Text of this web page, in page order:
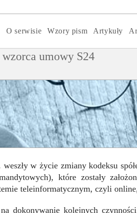
O serwisie Wzory pism Artykuły
umowy S24
w życie zmiany kodeksu
które zostały
teleinformatycznym, czyli
dokonywanie kolejnych